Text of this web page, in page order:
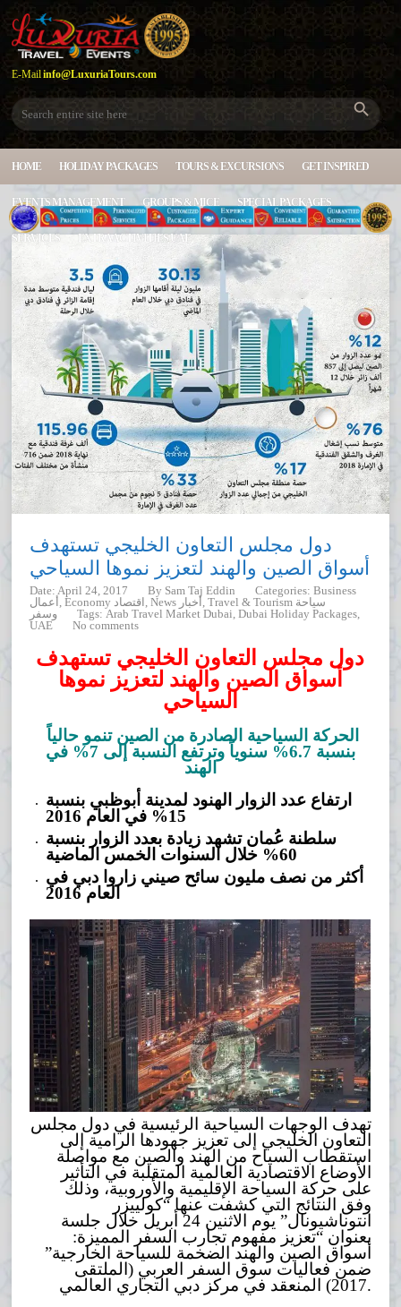
E-Mailinfo@LuxuriaTours.com
HOME HOLIDAY PACKAGES TOURS & EXCURSIONS GET INSPIRED
EVENTS MANAGEMENT GROUPS & MICE SPECIAL PACKAGES
SERVICES EXTRA ACTIVITIES UAE
دول مجلس التعاون الخليجي تستهدف
أسواق الصين والهند لتعزيز نموها السياحي
Date: April 24, 2017 By Sam Taj Eddin Categories:Business
أعمال
Economy اقتصاد News أخبار Travel & Tourism سياحة
وسفر
Tags:Arab Travel Market Dubai,Dubai Holiday Packages,
UAE
No comments
دول مجلس التعاون الخليجي تستهدف
أسواق الصين والهند لتعزيز نموها
السياحي
الحركة السياحية الصادرة من الصين تنمو حالياً
بنسبة 6.7% سنوياً وترتفع النسبة إلى 7% في
الهند
ارتفاع عدد الزوار الهنود لمدينة أبوظبي بنسبة
15% في العام 2016
سلطنة عُمان تشهد زيادة بعدد الزوار بنسبة
60% خلال السنوات الخمس الماضية
أكثر من نصف مليون سائح صيني زاروا دبي في
العام 2016
تهدف الوجهات السياحية الرئيسية في دول مجلس
التعاون الخليجي إلى تعزيز جهودها الرامية إلى
استقطاب السياح من الهند والصين مع مواصلة
الأوضاع الاقتصادية العالمية المتقلبة في التأثير
على حركة السياحة الإقليمية والأوروبية، وذلك
وفق النتائج التي كشفت عنها “كولييزر
انتوناشيونال” يوم الاثنين 24 أبريل خلال جلسة
بعنوان “تعزيز مفهوم تجارب السفر المميزة:
أسواق الصين والهند الضخمة للسياحة الخارجية”
ضمن فعاليات سوق السفر العربي (الملتقى
2017) المنعقد في مركز دبي التجاري العالمي.